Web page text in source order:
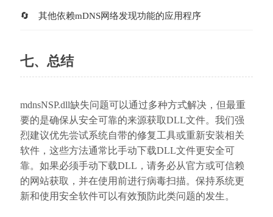
其他依赖mDNS网络发现功能的应用程序
七、总结
mdnsNSP.dll缺失问题可以通过多种方式解决，但最重
要的是确保从安全可靠的来源获取DLL文件。我们强
烈建议优先尝试系统自带的修复工具或重新安装相关
软件，这些方法通常比手动下载DLL文件更安全可
靠。如果必须手动下载DLL，请务必从官方或可信赖
的网站获取，并在使用前进行病毒扫描。保持系统更
新和使用安全软件可以有效预防此类问题的发生。